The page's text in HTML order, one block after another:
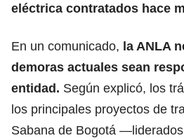
eléctrica contratados hace
En un comunicado, la ANLA
demoras actuales sean
entidad. Según explicó, los
los principales proyectos de
Sabana de Bogotá